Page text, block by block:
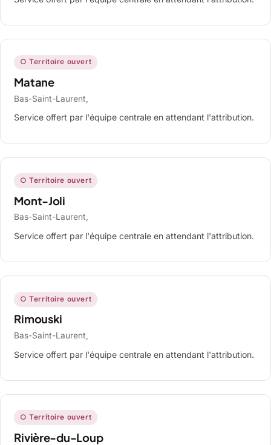
○ Territoire ouvert
Matane
Bas-Saint-Laurent,
Service offert par l'équipe centrale en attendant l'attribution.
○ Territoire ouvert
Mont-Joli
Bas-Saint-Laurent,
Service offert par l'équipe centrale en attendant l'attribution.
○ Territoire ouvert
Rimouski
Bas-Saint-Laurent,
Service offert par l'équipe centrale en attendant l'attribution.
○ Territoire ouvert
Rivière-du-Loup